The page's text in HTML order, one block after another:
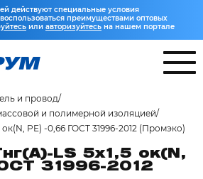
действуют специальные условия
преимуществами оптовых
или авторизуйтесь на нашем портале
и провод
и полимерной изоляцией
PE) -0,66 ГОСТ 31996-2012 (Промэко)
LS 5х1,5 ок(N,
31996-2012